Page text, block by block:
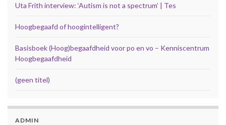
Uta Frith interview: ‘Autism is not a spectrum’ | Tes
Hoogbegaafd of hoogintelligent?
Basisboek (Hoog)begaafdheid voor po en vo – Kenniscentrum
Hoogbegaafdheid
(geen titel)
ADMIN